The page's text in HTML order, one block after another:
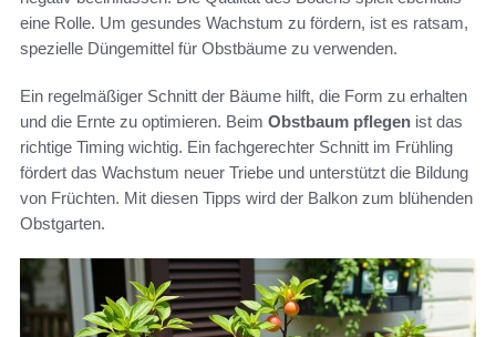
eine Rolle. Um gesundes Wachstum zu fördern, ist es ratsam,
spezielle Düngemittel für Obstbäume zu verwenden.
Ein regelmäßiger Schnitt der Bäume hilft, die Form zu erhalten
und die Ernte zu optimieren. Beim Obstbaum pflegen ist das
richtige Timing wichtig. Ein fachgerechter Schnitt im Frühling
fördert das Wachstum neuer Triebe und unterstützt die Bildung
von Früchten. Mit diesen Tipps wird der Balkon zum blühenden
Obstgarten.